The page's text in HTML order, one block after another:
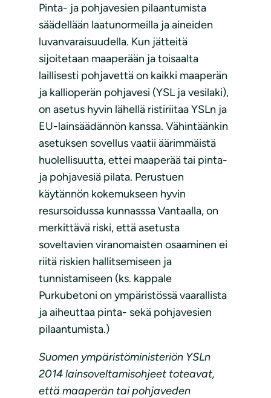
Pinta- ja pohjavesien pilaantumista
säädellään laatunormeilla ja aineiden
luvanvaraisuudella. Kun jätteitä
sijoitetaan maaperään ja toisaalta
laillisesti pohjavettä on kaikki maaperän
ja kallioperän pohjavesi (YSL ja vesilaki),
on asetus hyvin lähellä ristiriitaa YSLn ja
EU-lainsäädännön kanssa. Vähintäänkin
asetuksen sovellus vaatii äärimmäistä
huolellisuutta, ettei maaperää tai pinta-
ja pohjavesiä pilata. Perustuen
käytännön kokemukseen hyvin
resursoidussa kunnasssa Vantaalla, on
merkittävä riski, että asetusta
soveltavien viranomaisten osaaminen ei
riitä riskien hallitsemiseen ja
tunnistamiseen (ks. kappale
Purkubetoni on ympäristössä vaarallista
ja aiheuttaa pinta- sekä pohjavesien
pilaantumista.)
Suomen ympäristöministeriön YSLn
2014 lainsoveltamisohjeet toteavat,
että maaperän tai pohjaveden